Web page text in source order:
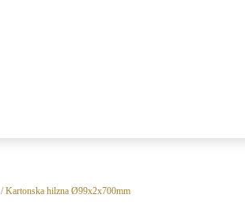
/ Kartonska hilzna Ø99x2x700mm